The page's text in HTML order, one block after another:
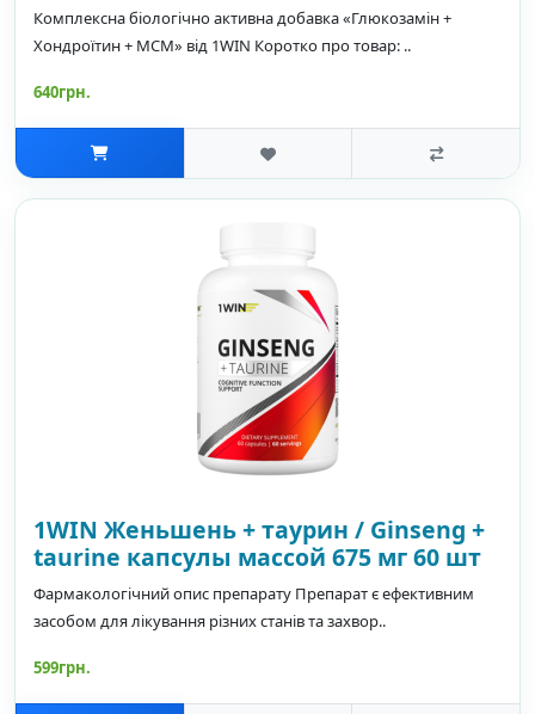
Комплексна біологічно активна добавка «Глюкозамін +
Хондроїтин + МСМ» від 1WIN Коротко про товар: ..
640грн.
1WIN Женьшень + таурин / Ginseng +
taurine капсулы массой 675 мг 60 шт
Фармакологічний опис препарату Препарат є ефективним
засобом для лікування різних станів та захвор..
599грн.